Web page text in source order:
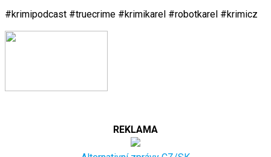
#krimipodcast #truecrime #krimikarel #robotkarel #krimicz
REKLAMA